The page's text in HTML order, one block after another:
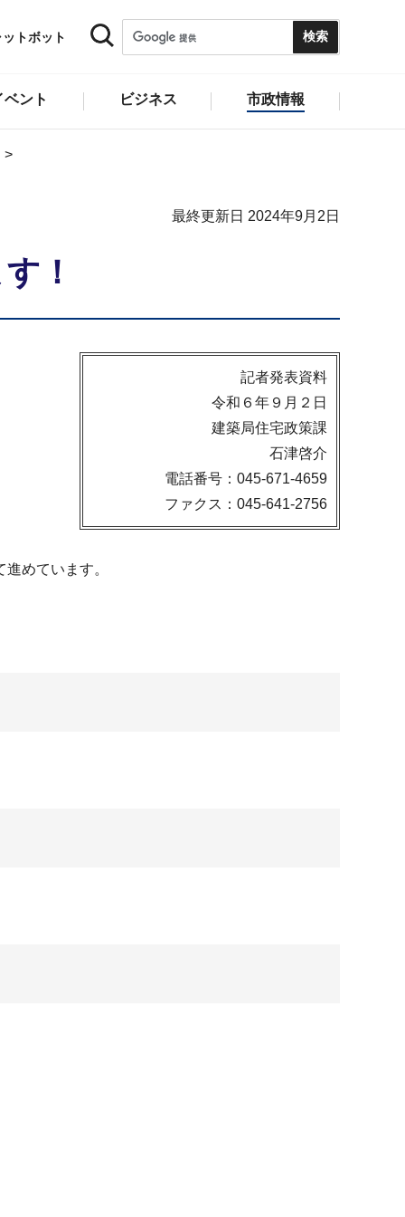
トボット
ント ビジネス 市政情報
最終更新日 2024年9月2日
！
記者発表資料
令和６年９月２日
建築局住宅政策課
石津啓介
電話番号：045-671-4659
ファクス：045-641-2756
めています。